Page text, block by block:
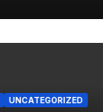
UNCATEGORIZED